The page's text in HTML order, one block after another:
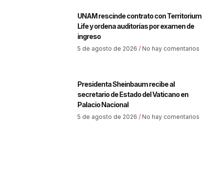
UNAM rescinde contrato con Territorium
Life y ordena auditorías por examen de
ingreso
5 de agosto de 2026 No hay comentarios
Presidenta Sheinbaum recibe al
secretario de Estado del Vaticano en
Palacio Nacional
5 de agosto de 2026 No hay comentarios